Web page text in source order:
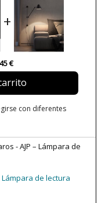
1 semana
+
€
con diferentes
- AJP – Lámpara de
Lámpara de lectura